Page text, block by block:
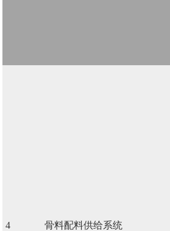
4 骨料配料供给系统